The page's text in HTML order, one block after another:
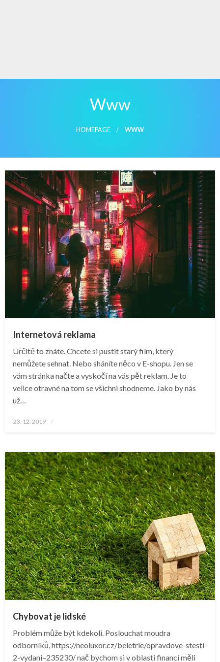
Www
HOMEPAGE WWW
Internetová reklama
Určitě to znáte. Chcete si pustit starý film, který
nemůžete sehnat. Nebo sháníte něco v E-shopu. Jen se
vám stránka načte a vyskočí na vás pět reklam. Je to
velice otravné na tom se všichni shodneme. Jako by nás
už…
Posted
23. 12. 2019
Chybovat je lidské
Problém může být kdekoli. Poslouchat moudra
odborníků, https://neoluxor.cz/beletrie/opravdove-stesti-
2-vydani–235230/ nač bychom si v oblasti financí měli